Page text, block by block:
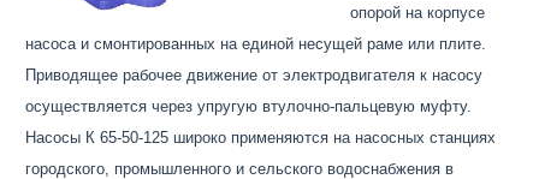
опорой на корпусе
насоса и смонтированных на единой несущей раме или плите.
Приводящее рабочее движение от электродвигателя к насосу
осуществляется через упругую втулочно-пальцевую муфту.
Насосы К 65-50-125 широко применяются на насосных станциях
городского, промышленного и сельского водоснабжения в